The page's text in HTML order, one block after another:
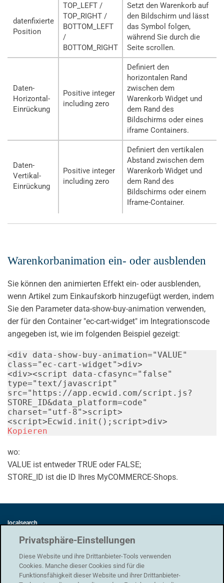
datenfixierte
Position
TOP_LEFT /
TOP_RIGHT /
BOTTOM_LEFT
/
BOTTOM_RIGHT
Setzt den Warenkorb auf
den Bildschirm und lässt
das Symbol folgen,
während Sie durch die
Seite scrollen.
Daten-
Horizontal-
Einrückung
Positive integer
including zero
Definiert den
horizontalen Rand
zwischen dem
Warenkorb Widget und
dem Rand des
Bildschirms oder eines
iframe Containers.
Daten-
Vertikal-
Einrückung
Positive integer
including zero
Definiert den vertikalen
Abstand zwischen dem
Warenkorb Widget und
dem Rand des
Bildschirms oder einem
Iframe-Container.
Warenkorbanimation ein- oder ausblenden
Sie können den animierten Effekt ein- oder ausblenden,
wenn Artikel zum Einkaufskorb hinzugefügt werden, indem
Sie den Parameter data-show-buy-animation verwenden,
der für den Container "ec-cart-widget" im Integrationscode
angegeben ist, wie im folgenden Beispiel gezeigt:
<div data-show-buy-animation="VALUE"
class=" ec-cart-widget ">div>
<div><script data-cfasync=" false"
type=" text/javascript "
src=" https://app.ecwid.com/script.js?
STORE_ID&data_platform=code"
charset=" utf-8">script>
<script>Ecwid . init ( ) ; script>div>
Kopieren
wo:
VALUE ist entweder TRUE oder FALSE;
STORE_ID ist die ID Ihres MyCOMMERCE-Shops.
localsearch
Förrlibuckstrasse 62
Privatsphäre-Einstellungen
Diese Website und ihre Drittanbieter-Tools verwenden
Cookies. Manche dieser Cookies sind für die
Funktionsfähigkeit dieser Website und ihrer Drittanbieter-